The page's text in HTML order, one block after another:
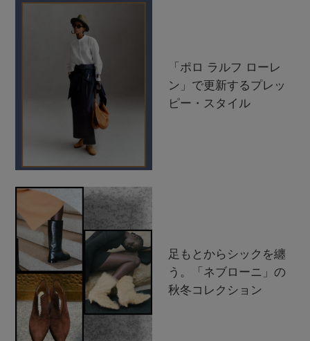
「ポロ ラルフ ローレ
ン」で更新するプレッ
ピー・スタイル
足もとからシックを纏
う。「ネブローニ」の
秋冬コレクション